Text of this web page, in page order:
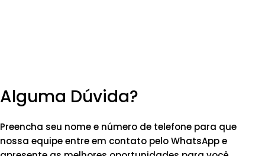
Alguma Dúvida?
Preencha seu nome e número de telefone para que
nossa equipe entre em contato pelo WhatsApp e